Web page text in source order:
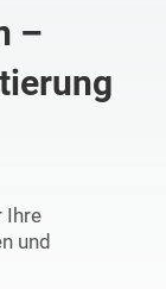
–
Ihre
und